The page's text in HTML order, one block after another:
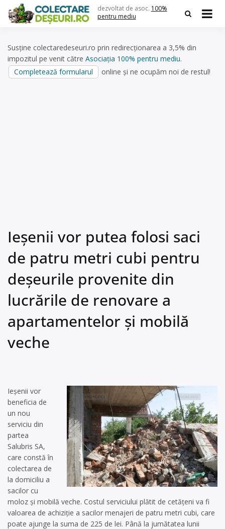
content
dezvoltat de asoc. 100%
pentru mediu
Susține colectaredeseuri.ro prin redirecționarea a 3,5% din
impozitul pe venit către Asociația 100% pentru mediu.
Completează formularul
online și ne ocupăm noi de restul!
Ieșenii vor putea folosi saci
de patru metri cubi pentru
deșeurile provenite din
lucrările de renovare a
apartamentelor și mobilă
veche
Ieșenii vor
beneficia de
un nou
serviciu din
partea
Salubris SA,
care constă în
colectarea de
la domiciliu a
sacilor cu
moloz și mobilă veche. Costul serviciului plătit de cetățeni va fi
valoarea de achiziție a sacilor menajeri de patru metri cubi, care
poate ajunge la suma de 225 de lei. Până la jumătatea lunii